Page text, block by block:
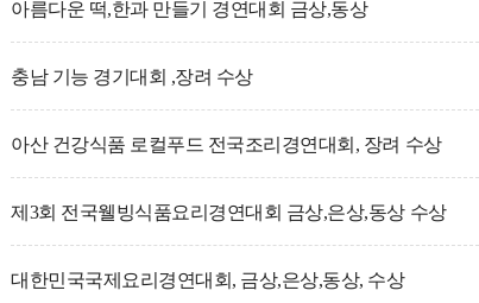
아름다운 떡,한과 만들기 경연대회 금상,동상
충남 기능 경기대회 ,장려 수상
아산 건강식품 로컬푸드 전국조리경연대회, 장려 수상
제3회 전국웰빙식품요리경연대회 금상,은상,동상 수상
대한민국국제요리경연대회, 금상,은상,동상, 수상